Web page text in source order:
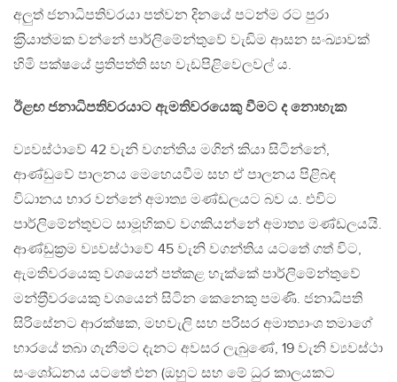
අලුත් ජනාධිපතිවරයා පත්වන දිනයේ පටන්ම රට පුරා
ක‍්‍රියාත්මක වන්නේ පාර්ලිමේන්තුවේ වැඩිම ආසන සංඛ්‍යාවක්
හිමි පක්ෂයේ ප‍්‍රතිපත්ති සහ වැඩපිළිවෙලවල් ය.
ඊළඟ ජනාධිපතිවරයාට ඇමතිවරයෙකු වීමට ද නොහැක
ව්‍යවස්ථාවේ 42 වැනි වගන්තිය මගින් කියා සිටින්නේ,
ආණ්ඩුවේ පාලනය මෙහෙයවීම සහ ඒ පාලනය පිළිබඳ
විධානය භාර වන්නේ අමාත්‍ය මණ්ඩලයට බව ය. එවිට
පාර්ලිමේන්තුවට සාමූහිකව වගකියන්නේ අමාත්‍ය මණ්ඩලයයි.
ආණ්ඩුක‍්‍රම ව්‍යවස්ථාවේ 45 වැනි වගන්තිය යටතේ ගත් විට,
ඇමතිවරයෙකු වශයෙන් පත්කළ හැක්කේ පාර්ලිමේන්තුවේ
මන්ත‍්‍රීවරයෙකු වශයෙන් සිටින කෙනෙකු පමණි. ජනාධිපති
සිරිසේනට ආරක්ෂක, මහවැලි සහ පරිසර අමාත්‍යාංශ තමාගේ
භාරයේ තබා ගැනීමට දැනට අවසර ලැබුණේ, 19 වැනි ව්‍යවස්ථා
සංශෝධනය යටතේ එන (ඔහුට සහ මේ ධුර කාලයකට